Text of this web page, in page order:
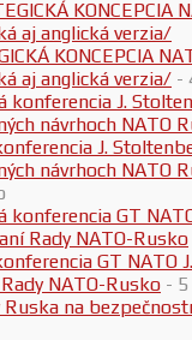
KONCEPCIA
aj anglická verzia/ -
J.
návrhoch NATO
GT NATO
NATO-Rusko -